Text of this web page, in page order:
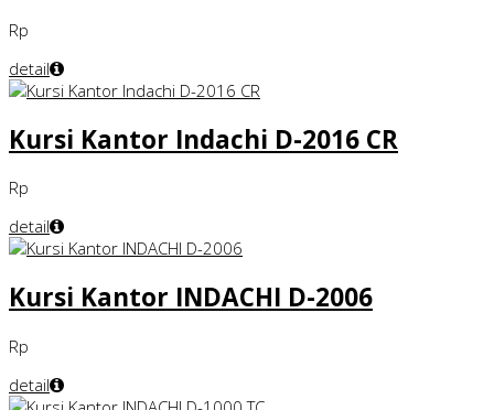
Rp
detail
Kursi Kantor Indachi D-2016 CR
Rp
detail
Kursi Kantor INDACHI D-2006
Rp
detail